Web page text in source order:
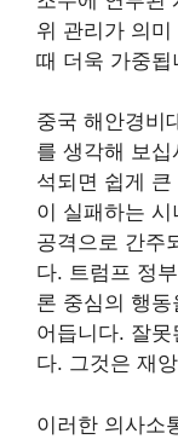
위 관리가 의
때 더욱 가중됩
중국 해안경비
를 생각해 보
석되면 쉽게
이 실패하는 시
공격으로 간주
다. 트럼프 정
론 중심의 행
어듭니다. 잘못
다. 그것은 재
이러한 의사소